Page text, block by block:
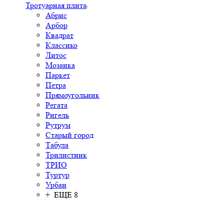
Тротуарная плита
Абрис
Арбор
Квадрат
Классико
Литос
Мозаика
Паркет
Петра
Прямоугольник
Регата
Ригель
Рутрум
Старый город
Табула
Трилистник
ТРИО
Туртур
Урбан
+ ЕЩЕ 8